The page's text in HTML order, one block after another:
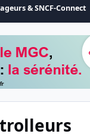
& SNCF-Connect